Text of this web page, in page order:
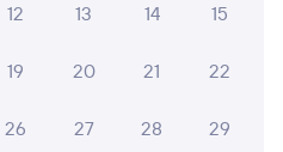
12 13 14 15
19 20 21 22
26 27 28 29